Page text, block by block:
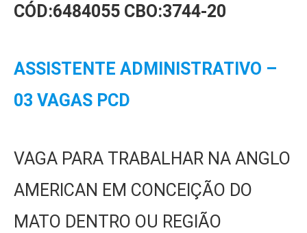
CÓD:6484055 CBO:3744-20
ASSISTENTE ADMINISTRATIVO –
03 VAGAS PCD
VAGA PARA TRABALHAR NA ANGLO
AMERICAN EM CONCEIÇÃO DO
MATO DENTRO OU REGIÃO